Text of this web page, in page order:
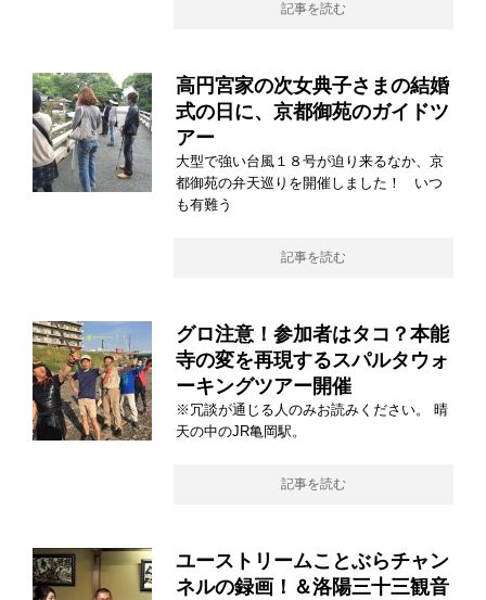
記事を読む
高円宮家の次女典子さまの結婚
式の日に、京都御苑のガイドツ
アー
大型で強い台風１８号が迫り来るなか、京
都御苑の弁天巡りを開催しました！ いつ
も有難う
記事を読む
グロ注意！参加者はタコ？本能
寺の変を再現するスパルタウォ
ーキングツアー開催
※冗談が通じる人のみお読みください。 晴
天の中のJR亀岡駅。
記事を読む
ユーストリームことぶらチャン
ネルの録画！＆洛陽三十三観音